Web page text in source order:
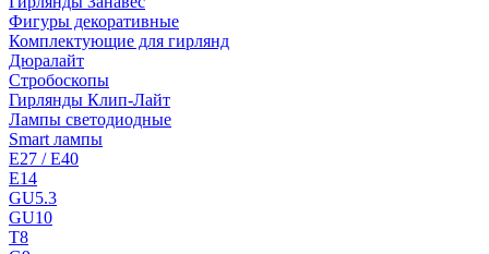
Фигуры декоративные
Комплектующие для гирлянд
Дюралайт
Стробоскопы
Гирлянды Клип-Лайт
Лампы светодиодные
Smart лампы
E27 / E40
E14
GU5.3
GU10
T8